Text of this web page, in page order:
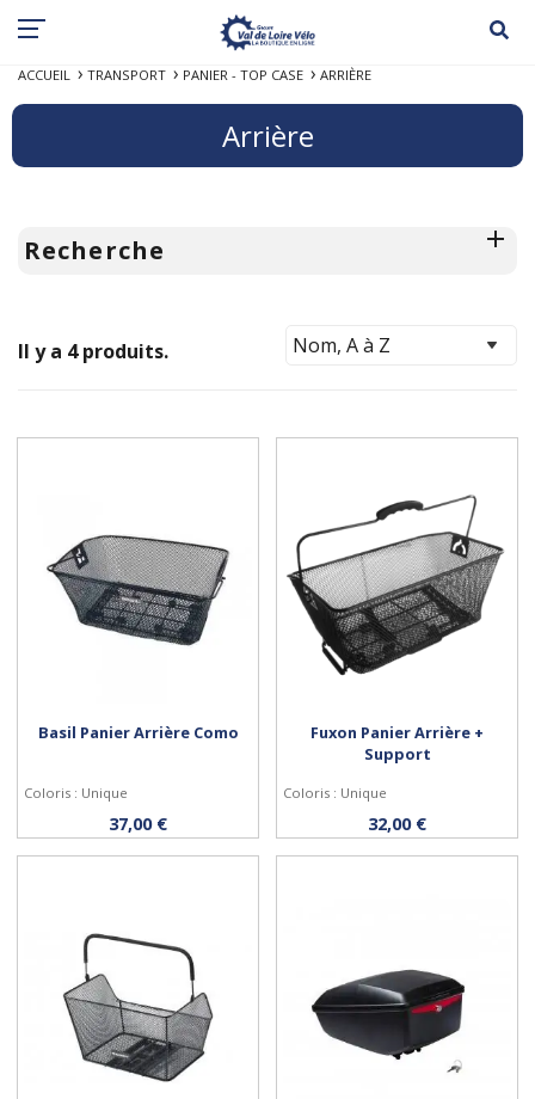
ACCUEIL TRANSPORT PANIER - TOP CASE ARRIÈRE
Arrière
Recherche
Il y a 4 produits.
Acheter
Basil Panier Arrière Como
Coloris : Unique
37,00 € Acheter
Fuxon Panier Arrière +
Support
Coloris : Unique
32,00 €